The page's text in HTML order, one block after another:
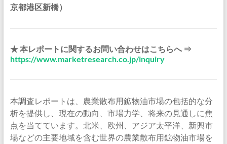
京都港区新橋）
★ 本レポートに関するお問い合わせはこちらへ ⇒
https://www.marketresearch.co.jp/inquiry
本調査レポートは、農業散布用鉱物油市場の包括的な分
析を提供し、現在の動向、市場力学、将来の見通しに焦
点を当てています。北米、欧州、アジア太平洋、新興市
場などの主要地域を含む世界の農業散布用鉱物油市場を